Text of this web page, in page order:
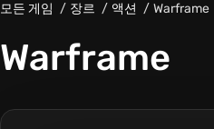
모든 게임 장르 액션 Warframe
Warframe